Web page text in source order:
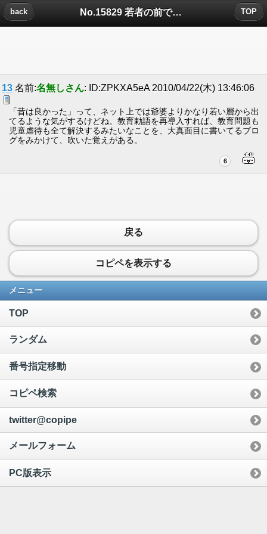
No.15829 若者の前で平気な顔して昔はよかったと言える爺婆どもの神経がわからないについたコメント
back TOP
13 名前:名無しさん: ID:ZPKXA5eA 2010/04/22(木) 13:46:06
「昔は良かった」って、ネット上では爺婆よりかなり若い層から出
てるような気がするけどね。教育勅語を再導入すれば、教育問題も
児童虐待も全て解決するみたいなことを、大真面目に書いてるブロ
グをみかけて、吹いた覚えがある。
6
戻る
コピペを表示する
メニュー
TOP
ランダム
番号指定移動
コピペ検索
twitter@copipe
メールフォーム
PC版表示